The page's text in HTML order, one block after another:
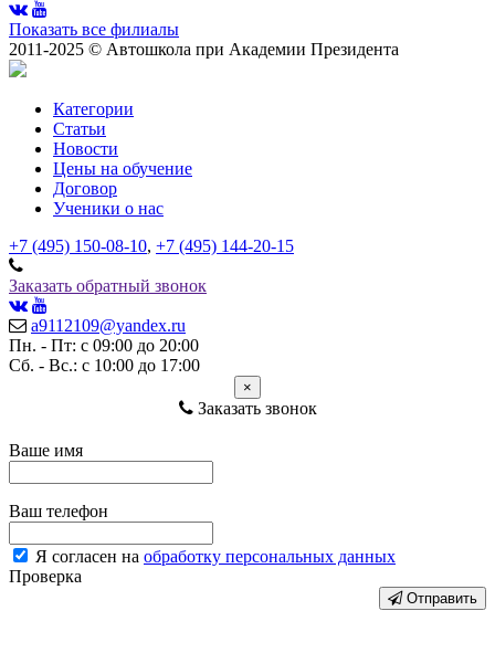
Показать все филиалы
2011-2025 © Автошкола при Академии Президента
Категории
Статьи
Новости
Цены на обучение
Договор
Ученики о нас
+7 (495) 150-08-10, +7 (495) 144-20-15
Заказать обратный звонок
a9112109@yandex.ru
Пн. - Пт: с 09:00 до 20:00
Сб. - Вс.: с 10:00 до 17:00
×
Заказать звонок
Ваше имя
Ваш телефон
Я согласен на обработку персональных данных
Проверка
Отправить